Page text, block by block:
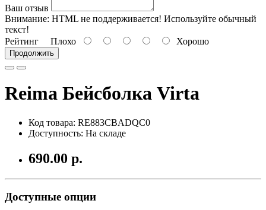
Ваш отзыв
Внимание: HTML не поддерживается! Используйте обычный
текст!
Рейтинг Плохо Хорошо
Продолжить
Reima Бейсболка Virta
Код товара: RE883CBADQC0
Доступность: На складе
690.00 р.
Доступные опции